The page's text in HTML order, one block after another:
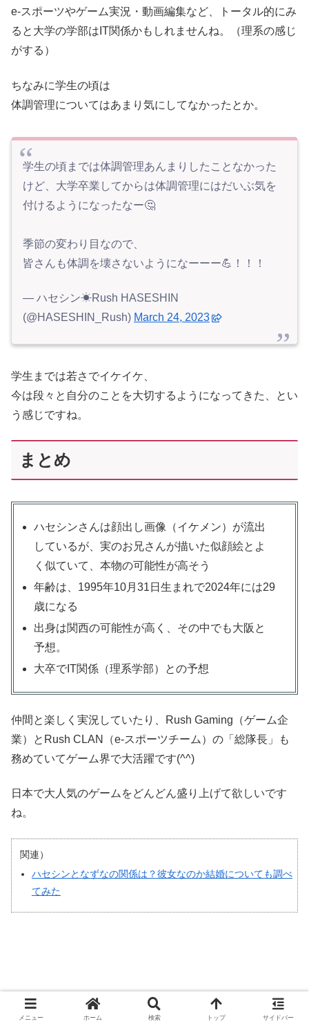
e-スポーツやゲーム実況・動画編集など、トータル的にみ
ると大学の学部はIT関係かもしれませんね。（理系の感じ
がする）
ちなみに学生の頃は
体調管理についてはあまり気にしてなかったとか。
学生の頃までは体調管理あんまりしたことなかった
けど、大学卒業してからは体調管理にはだいぶ気を
付けるようになったなー🤔
季節の変わり目なので、
皆さんも体調を壊さないようになーーー💪！！！
— ハセシン☀Rush HASESHIN
(@HASESHIN_Rush) March 24, 2023
学生までは若さでイケイケ、
今は段々と自分のことを大切するようになってきた、とい
う感じですね。
まとめ
ハセシンさんは顔出し画像（イケメン）が流出
しているが、実のお兄さんが描いた似顔絵とよ
く似ていて、本物の可能性が高そう
年齢は、1995年10月31日生まれで2024年には29
歳になる
出身は関西の可能性が高く、その中でも大阪と
予想。
大卒でIT関係（理系学部）との予想
仲間と楽しく実況していたり、Rush Gaming（ゲーム企
業）とRush CLAN（e-スポーツチーム）の「総隊長」も
務めていてゲーム界で大活躍です(^^)
日本で大人気のゲームをどんどん盛り上げて欲しいです
ね。
関連）
ハセシンとなずなの関係は？彼女なのか結婚についても調べ
てみた
メニュー ホーム 検索 トップ サイドバー